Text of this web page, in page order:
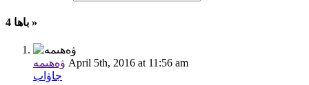
4 باھا »
ۋەھىمە April 5th, 2016 at 11:56 am
جاۋاب